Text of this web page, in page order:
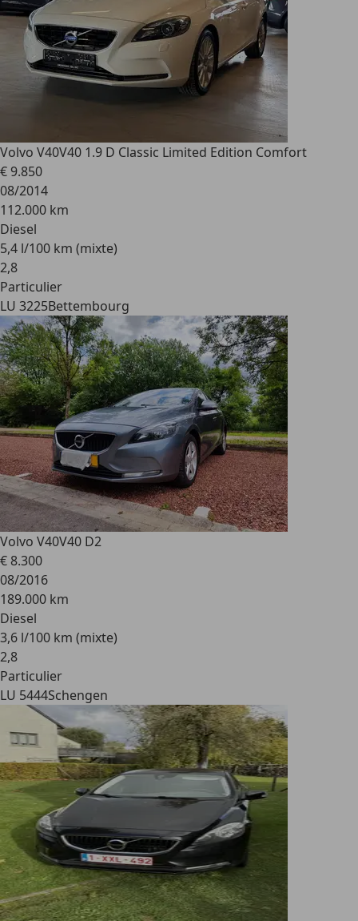
Volvo V40V40 1.9 D Classic Limited Edition Comfort
€ 9.850
08/2014
112.000 km
Diesel
5,4 l/100 km (mixte)
2,8
Particulier
LU 3225Bettembourg
Volvo V40V40 D2
€ 8.300
08/2016
189.000 km
Diesel
3,6 l/100 km (mixte)
2,8
Particulier
LU 5444Schengen